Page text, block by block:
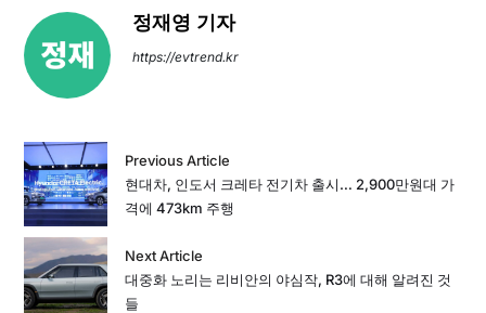
정재영 기자
https://evtrend.kr
Previous Article
현대차, 인도서 크레타 전기차 출시… 2,900만원대 가
격에 473km 주행
Next Article
대중화 노리는 리비안의 야심작, R3에 대해 알려진 것
들